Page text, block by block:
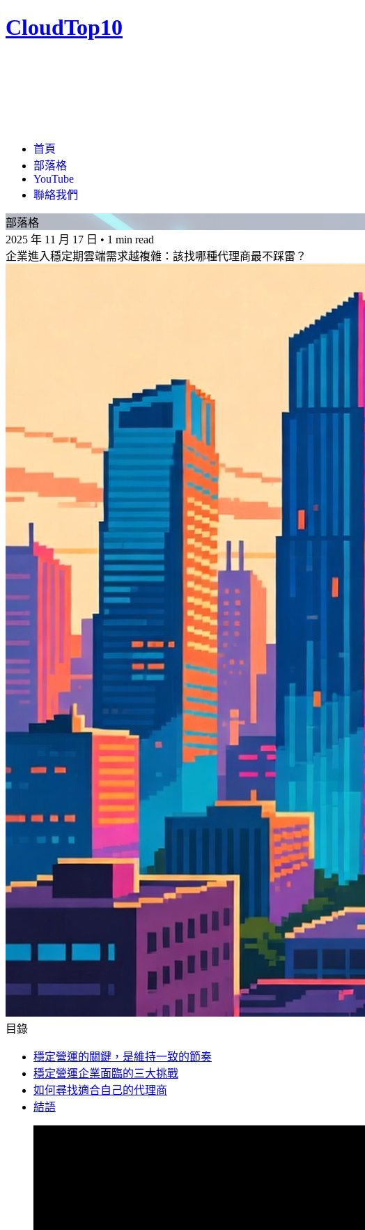
CloudTop10
首頁
部落格
YouTube
聯絡我們
部落格
2025 年 11 月 17 日 • 1 min read
企業進入穩定期雲端需求越複雜：該找哪種代理商最不踩雷？
目錄
穩定營運的關鍵，是維持一致的節奏
穩定營運企業面臨的三大挑戰
如何尋找適合自己的代理商
結語